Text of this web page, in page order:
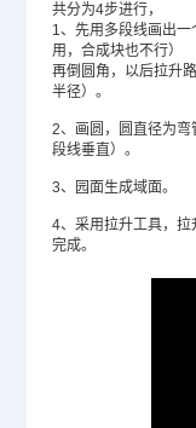
共分为4步进行，
1、先用多段线画出一
用，合成块也不行）
再倒圆角，以后拉升
半径）。
2、画圆，圆直径为
段线垂直）。
3、园面生成域面。
4、采用拉升工具，拉
完成。